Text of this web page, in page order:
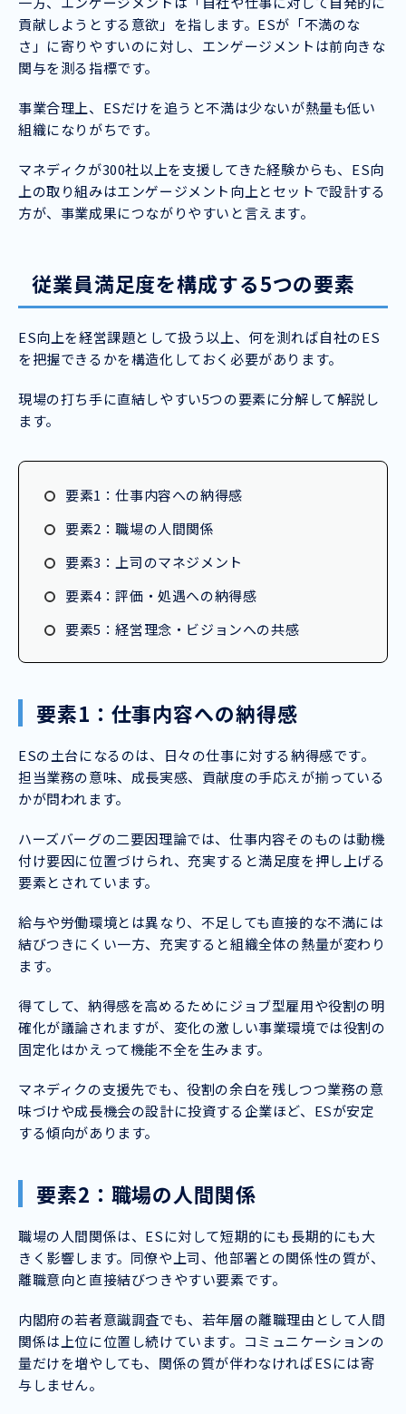
貢献しようとする意欲」を指します。ESが「不満のな
さ」に寄りやすいのに対し、エンゲージメントは前向きな
関与を測る指標です。
事業合理上、ESだけを追うと不満は少ないが熱量も低い
組織になりがちです。
マネディクが300社以上を支援してきた経験からも、ES向
上の取り組みはエンゲージメント向上とセットで設計する
方が、事業成果につながりやすいと言えます。
従業員満足度を構成する5つの要素
ES向上を経営課題として扱う以上、何を測れば自社のES
を把握できるかを構造化しておく必要があります。
現場の打ち手に直結しやすい5つの要素に分解して解説し
ます。
要素1：仕事内容への納得感
要素2：職場の人間関係
要素3：上司のマネジメント
要素4：評価・処遇への納得感
要素5：経営理念・ビジョンへの共感
要素1：仕事内容への納得感
ESの土台になるのは、日々の仕事に対する納得感です。
担当業務の意味、成長実感、貢献度の手応えが揃っている
かが問われます。
ハーズバーグの二要因理論では、仕事内容そのものは動機
付け要因に位置づけられ、充実すると満足度を押し上げる
要素とされています。
給与や労働環境とは異なり、不足しても直接的な不満には
結びつきにくい一方、充実すると組織全体の熱量が変わり
ます。
得てして、納得感を高めるためにジョブ型雇用や役割の明
確化が議論されますが、変化の激しい事業環境では役割の
固定化はかえって機能不全を生みます。
マネディクの支援先でも、役割の余白を残しつつ業務の意
味づけや成長機会の設計に投資する企業ほど、ESが安定
する傾向があります。
要素2：職場の人間関係
職場の人間関係は、ESに対して短期的にも長期的にも大
きく影響します。同僚や上司、他部署との関係性の質が、
離職意向と直接結びつきやすい要素です。
内閣府の若者意識調査でも、若年層の離職理由として人間
関係は上位に位置し続けています。コミュニケーションの
量だけを増やしても、関係の質が伴わなければESには寄
与しません。